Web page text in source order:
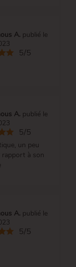
A. publié le
5/5
A. publié le
5/5
un peu
rapport à son
A. publié le
5/5